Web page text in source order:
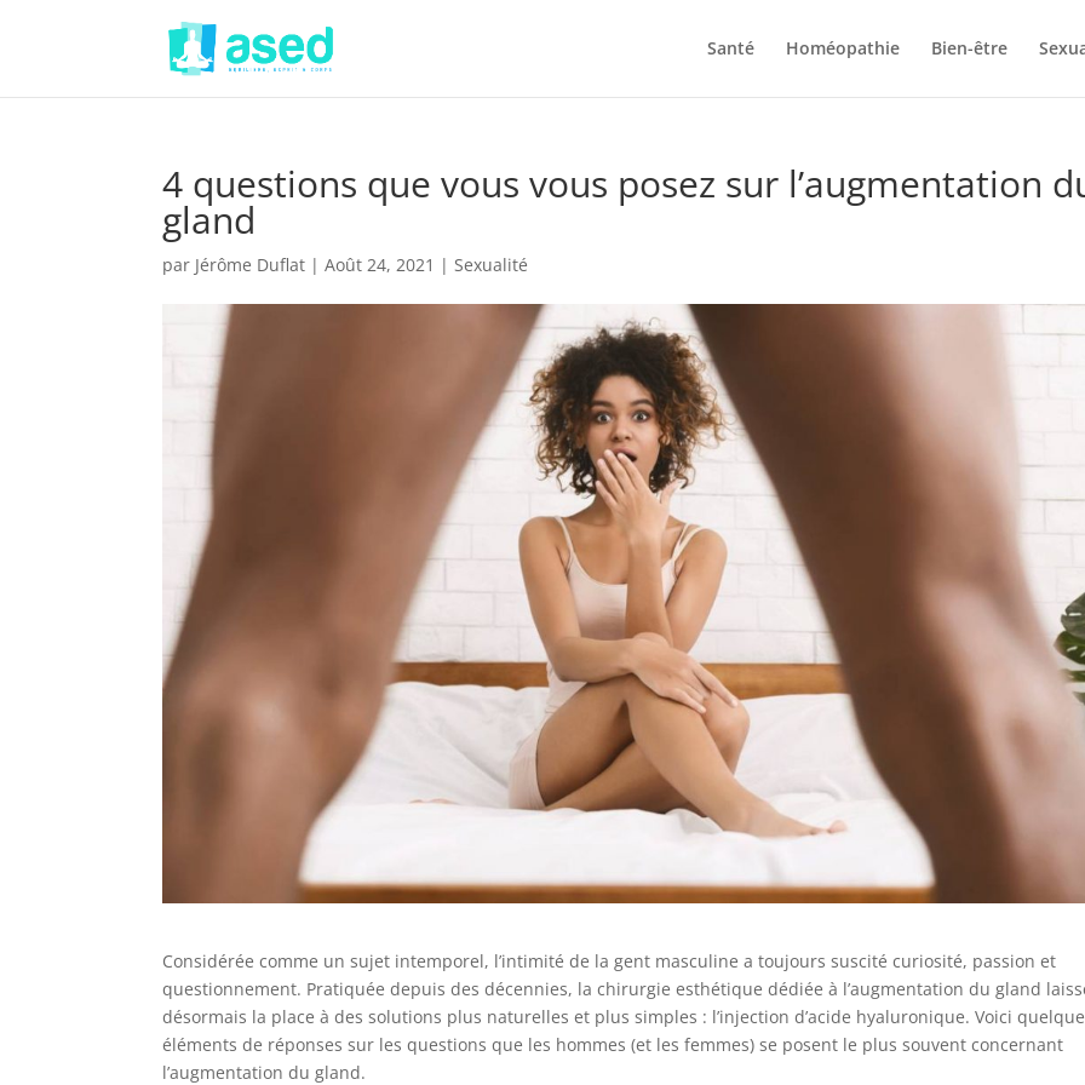
Santé Homéopathie Bien-être
4 questions que vous vous posez sur l’augmentation
gland
par Jérôme Duflat |Août 24, 2021 |Sexualité
Considérée comme un sujet intemporel, l’intimité de la gent masculine a toujours suscité curiosité, passion et
questionnement. Pratiquée depuis des décennies, la chirurgie esthétique dédiée à l’augmentation du gland
désormais la place à des solutions plus naturelles et plus simples : l’injection d’acide hyaluronique. Voici
éléments de réponses sur les questions que les hommes (et les femmes) se posent le plus souvent concernant
l’augmentation du gland.